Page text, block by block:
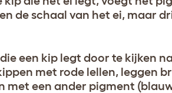
de schaal van het ei, maar
een kip legt door te kijken
met rode lellen, leggen
een ander pigment